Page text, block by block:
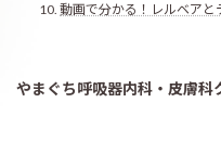
動画で分かる！レルベアと
やまぐち呼吸器内科・皮膚科